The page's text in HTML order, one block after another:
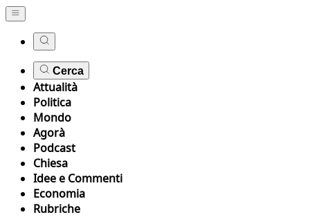
Cerca
Attualità
Politica
Mondo
Agorà
Podcast
Chiesa
Idee e Commenti
Economia
Rubriche